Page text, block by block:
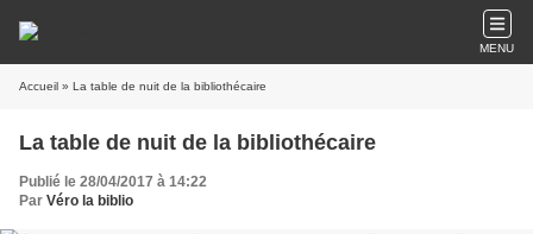
MENU
Accueil » La table de nuit de la bibliothécaire
La table de nuit de la bibliothécaire
Publié le 28/04/2017 à 14:22
Par Véro la biblio